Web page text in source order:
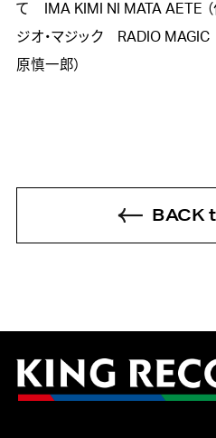
て IMA KIMI NI MATA AETE （
ジオ・マジック RADIO MAGIC
原慎一郎）
BACK